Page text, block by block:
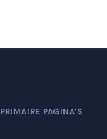
PRIMAIRE PAGINA'S